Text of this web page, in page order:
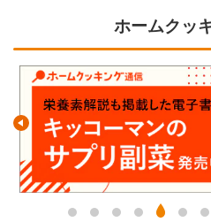
ホームクッ